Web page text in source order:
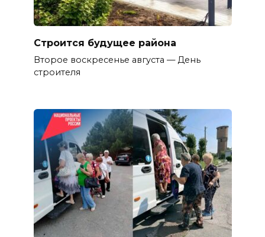
Строится будущее района
Второе воскресенье августа — День
строителя